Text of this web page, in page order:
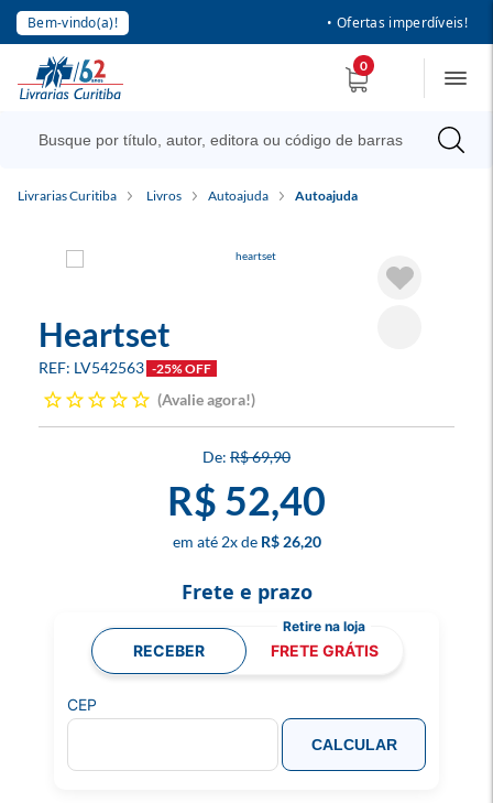
Bem-vindo(a)! • Ofertas imperdíveis!
0
Livrarias Curitiba Livros Autoajuda Autoajuda
Heartset
LV542563 -25% OFF
Avalie agora!
R$ 69,90
R$ 52,40
2x R$ 26,20
Frete e prazo
RECEBER FRETE GRÁTIS
CEP
CALCULAR